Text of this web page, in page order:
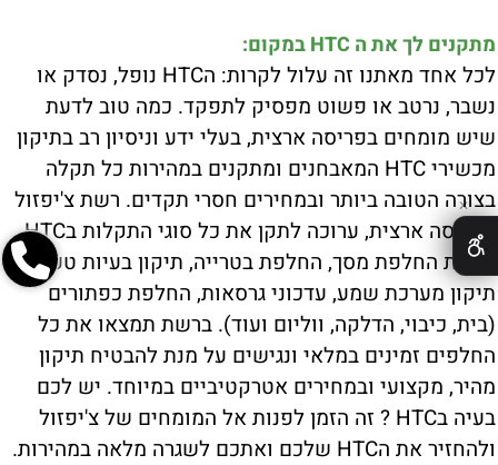
מתקנים לך את ה HTC במקום:
לכל אחד מאתנו זה עלול לקרות: הHTC נופל, נסדק או
נשבר, נרטב או פשוט מפסיק לתפקד. כמה טוב לדעת
שיש מומחים בפריסה ארצית, בעלי ידע וניסיון רב בתיקון
מכשירי HTC המאבחנים ומתקנים במהירות כל תקלה
בצורה הטובה ביותר ובמחירים חסרי תקדים. רשת צ'יפזול
בפריסה ארצית, ערוכה לתקן את כל סוגי התקלות בHTC
לרבות החלפת מסך, החלפת בטרייה, תיקון בעיות טעינה,
תיקון מערכת שמע, עדכוני גרסאות, החלפת כפתורים
(בית, כיבוי, הדלקה, ווליום ועוד). ברשת תמצאו את כל
החלפים זמינים במלאי ונגישים על מנת להבטיח תיקון
מהיר, מקצועי ובמחירים אטרקטיביים במיוחד. יש לכם
בעיה בHTC ? זה הזמן לפנות אל המומחים של צ'יפזול
ולהחזיר את הHTC שלכם ואתכם לשגרה מלאה במהירות.
✕